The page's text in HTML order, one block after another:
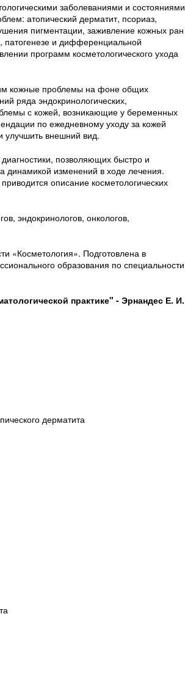
заболеваниями и состояниями
атопический дерматит, псориаз,
пигментации, заживление кожных ран
патогенезе и дифференциальной
программ косметологического ухода
кожные проблемы на фоне общих
ряда эндокринологических,
с кожей, возникающие у беременных
по ежедневному уходу за кожей
внешний вид.
позволяющих быстро и
динамикой изменений в ходе лечения.
описание косметологических
эндокринологов, онкологов,
«Косметология». Подготовлена в
образования по специальности
практике" - Эрнандес Е. И.
дерматита